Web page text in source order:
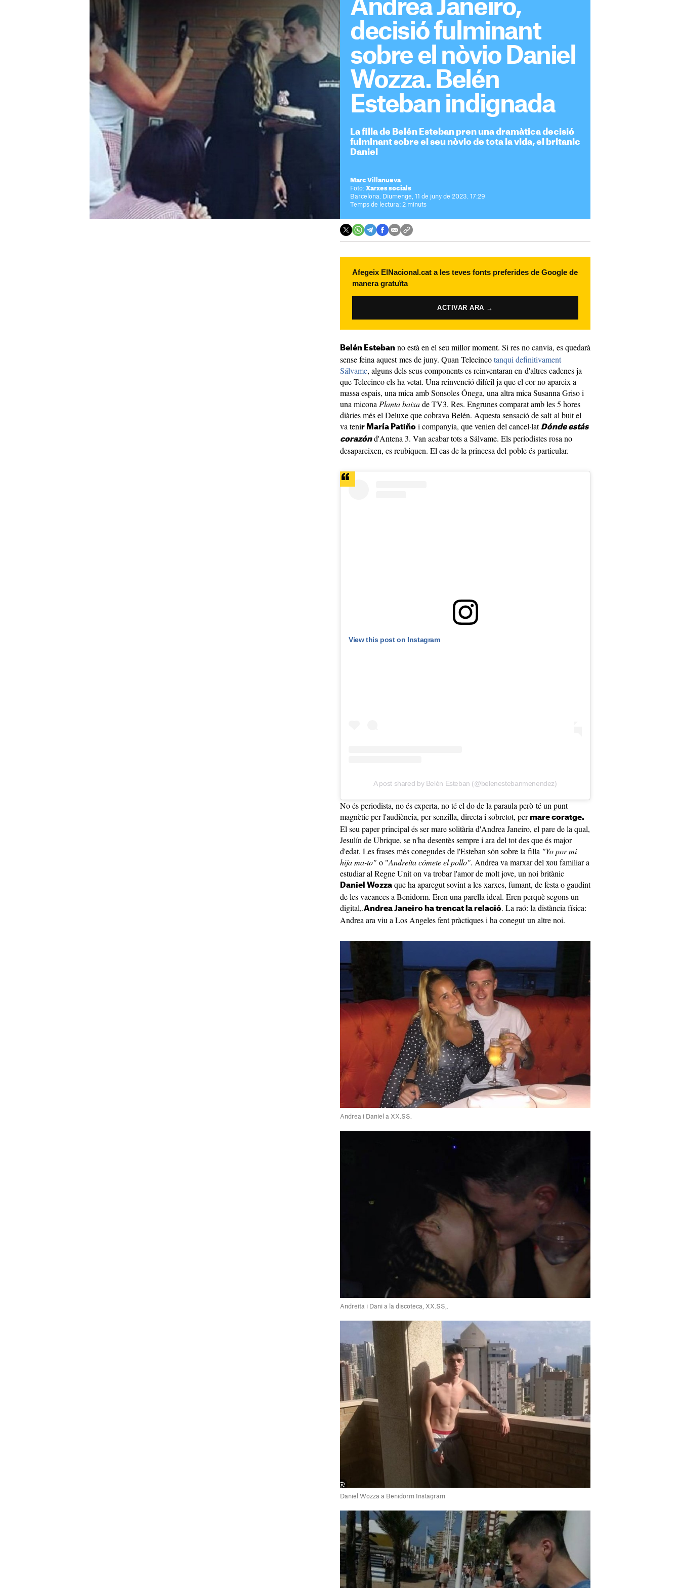
Andrea Janeiro,
decisió fulminant
sobre el nòvio Daniel
Wozza. Belén
Esteban indignada
La filla de Belén Esteban pren una dramàtica decisió
fulminant sobre el seu nòvio de tota la vida, el britanic
Daniel
Marc Villanueva
Foto: Xarxes socials
Barcelona. Diumenge, 11 de juny de 2023. 17:29
Temps de lectura: 2 minuts
Afegeix ElNacional.cat a les teves fonts preferides de Google de
manera gratuïta
ACTIVAR ARA →
Belén Esteban no està en el seu millor moment. Si res no canvia, es quedarà
sense feina aquest mes de juny. Quan Telecincotanqui definitivament
Sálvame, alguns dels seus components es reinventaran en d'altres cadenes ja
que Telecinco els ha vetat. Una reinvenció difícil ja que el cor no apareix a
massa espais, una mica amb Sonsoles Ónega, una altra mica Susanna Griso i
una micona Planta baixade TV3. Res. Engrunes comparat amb les 5 hores
diàries més el Deluxe que cobrava Belén. Aquesta sensació de salt al buit el
va tenir María Patiño i companyia, que venien del cancel·lat Dónde estás
corazónd'Antena 3. Van acabar tots a Sálvame. Els periodistes rosa no
desapareixen, es reubiquen. El cas de la princesa del poble és particular.
View this post on Instagram
A post shared by Belén Esteban (@belenestebanmenendez)
No és periodista, no és experta, no té el do de la paraula però té un punt
magnètic per l'audiència, per senzilla, directa i sobretot, per mare coratge.
El seu paper principal és ser mare solitària d'Andrea Janeiro, el pare de la qual,
Jesulín de Ubrique, se n'ha desentès sempre i ara del tot des que és major
d'edat. Les frases més conegudes de l'Esteban són sobre la filla "Yo por mi
hija ma-to" o "Andreíta cómete el pollo". Andrea va marxar del xou familiar a
estudiar al Regne Unit on va trobar l'amor de molt jove, un noi britànic
Daniel Wozza que ha aparegut sovint a les xarxes, fumant, de festa o gaudint
de les vacances a Benidorm. Eren una parella ideal. Eren perquè segons un
digital,.Andrea Janeiro ha trencat la relació. La raó: la distància física:
Andrea ara viu a Los Angeles fent pràctiques i ha conegut un altre noi.
Andrea i Daniel a XX.SS.
Andreita i Dani a la discoteca, XX.SS,.
Daniel Wozza a Benidorm Instagram